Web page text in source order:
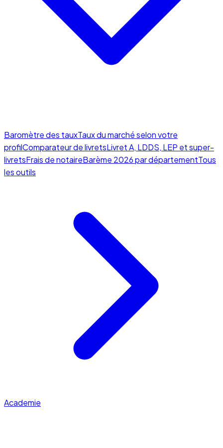
Baromètre des tauxTaux du marché selon votre
profilComparateur de livretsLivret A, LDDS, LEP et super-
livretsFrais de notaireBarème 2026 par départementTous
les outils
Academie